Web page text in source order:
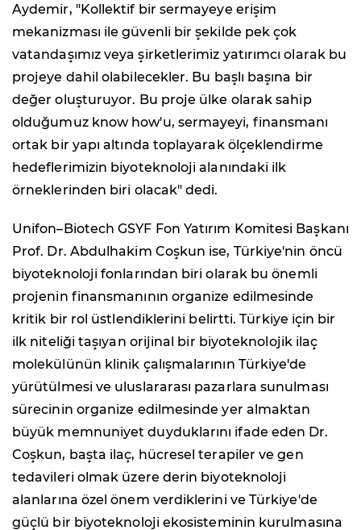
Aydemir, "Kollektif bir sermayeye erişim
mekanizması ile güvenli bir şekilde pek çok
vatandaşımız veya şirketlerimiz yatırımcı olarak bu
projeye dahil olabilecekler. Bu başlı başına bir
değer oluşturuyor. Bu proje ülke olarak sahip
olduğumuz know how'u, sermayeyi, finansmanı
ortak bir yapı altında toplayarak ölçeklendirme
hedeflerimizin biyoteknoloji alanındaki ilk
örneklerinden biri olacak" dedi.
Unifon–Biotech GSYF Fon Yatırım Komitesi Başkanı
Prof. Dr. Abdulhakim Coşkun ise, Türkiye'nin öncü
biyoteknoloji fonlarından biri olarak bu önemli
projenin finansmanının organize edilmesinde
kritik bir rol üstlendiklerini belirtti. Türkiye için bir
ilk niteliği taşıyan orijinal bir biyoteknolojik ilaç
molekülünün klinik çalışmalarının Türkiye'de
yürütülmesi ve uluslararası pazarlara sunulması
sürecinin organize edilmesinde yer almaktan
büyük memnuniyet duyduklarını ifade eden Dr.
Coşkun, başta ilaç, hücresel terapiler ve gen
tedavileri olmak üzere derin biyoteknoloji
alanlarına özel önem verdiklerini ve Türkiye'de
güçlü bir biyoteknoloji ekosisteminin kurulmasına